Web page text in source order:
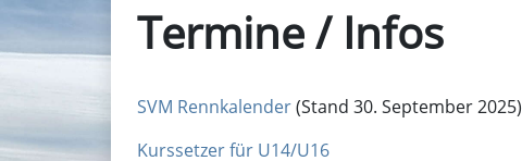
Termine / Infos
SVM Rennkalender(Stand 30. September 2025)
Kurssetzer für U14/U16